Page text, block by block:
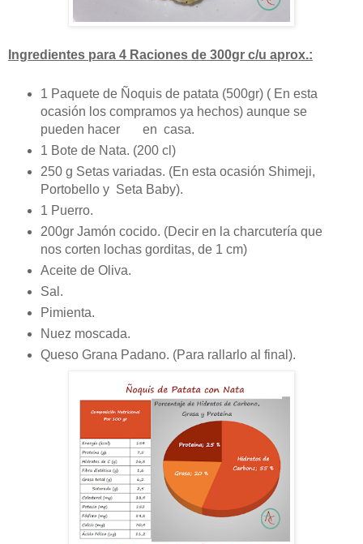
Ingredientes para 4 Raciones de 300gr c/u aprox.:
1 Paquete de Ñoquis de patata (500gr) ( En esta
ocasión los compramos ya hechos) aunque se
pueden hacer en casa.
1 Bote de Nata. (200 cl)
250 g Setas variadas. (En esta ocasión Shimeji,
Portobello y Seta Baby).
1 Puerro.
200gr Jamón cocido. (Decir en la charcutería que
nos corten lochas gorditas, de 1 cm)
Aceite de Oliva.
Sal.
Pimienta.
Nuez moscada.
Queso Grana Padano. (Para rallarlo al final).